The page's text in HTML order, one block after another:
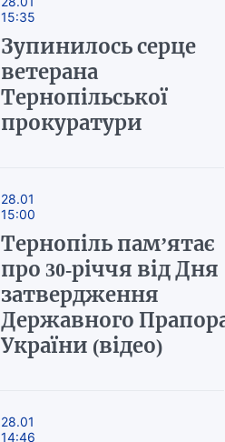
15:35
Зупинилось серце
ветерана
Тернопільської
прокуратури
28.01
15:00
Тернопіль пам’ятає
про 30-річчя від Дня
затвердження
Державного
України (відео)
28.01
14:46